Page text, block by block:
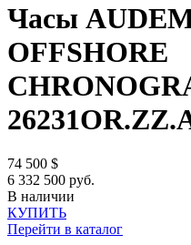
Часы
OFFSHORE
74 500 $
6 332 500 руб.
В наличии
КУПИТЬ
Перейти в каталог